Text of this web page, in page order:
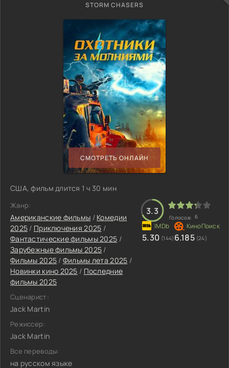
STORM CHASERS
СМОТРЕТЬ ОНЛАЙН
США, фильм длится 1 ч 30 мин
Жанр:
Американские фильмы / Комедии
2025 / Приключения 2025 /
Фантастические фильмы 2025 /
Зарубежные фильмы 2025 /
Фильмы 2025 / Фильмы лета 2025 /
Новинки кино 2025 / Последние
фильмы 2025
Сценарист:
Jack Martin
Режиссер:
Jack Martin
Все переводы:
на русском языке
3.3
Голосов: 6
5.30 (144) 6.185 (24)